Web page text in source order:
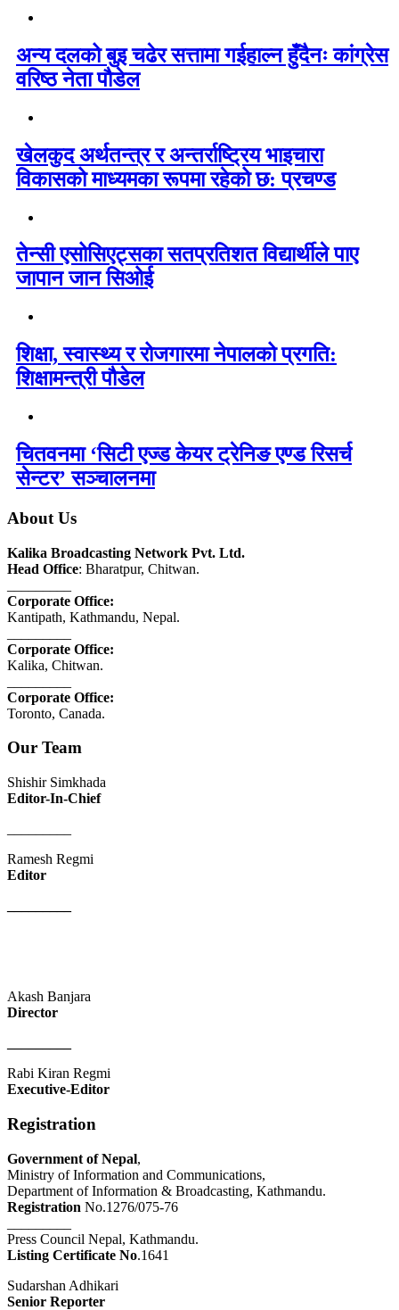
अन्य दलको बुइ चढेर सत्तामा गईहाल्न हुँदैनः कांग्रेस
वरिष्ठ नेता पौडेल
खेलकुद अर्थतन्त्र र अन्तर्राष्ट्रिय भाइचारा
विकासको माध्यमका रूपमा रहेको छ: प्रचण्ड
तेन्सी एसोसिएट्सका सतप्रतिशत विद्यार्थीले पाए
जापान जान सिओई
शिक्षा, स्वास्थ्य र रोजगारमा नेपालको प्रगति:
शिक्षामन्त्री पौडेल
चितवनमा ‘सिटी एज्ड केयर ट्रेनिङ एण्ड रिसर्च
सेन्टर’ सञ्चालनमा
About Us
Kalika Broadcasting Network Pvt. Ltd.
Head Office: Bharatpur, Chitwan.
Corporate Office:
Kantipath, Kathmandu, Nepal.
Corporate Office:
Kalika, Chitwan.
Corporate Office:
Toronto, Canada.
Our Team
Shishir Simkhada
Editor-In-Chief
Ramesh Regmi
Editor
Akash Banjara
Director
Rabi Kiran Regmi
Executive-Editor
Registration
Government of Nepal,
Ministry of Information and Communications,
Department of Information & Broadcasting, Kathmandu.
Registration No.1276/075-76
Press Council Nepal, Kathmandu.
Listing Certificate No.1641
Sudarshan Adhikari
Senior Reporter